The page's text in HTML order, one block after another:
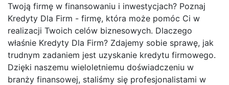
Twoją firmę w finansowaniu i inwestycjach? Poznaj
Kredyty Dla Firm - firmę, która może pomóc Ci w
realizacji Twoich celów biznesowych. Dlaczego
właśnie Kredyty Dla Firm? Zdajemy sobie sprawę, jak
trudnym zadaniem jest uzyskanie kredytu firmowego.
Dzięki naszemu wieloletniemu doświadczeniu w
branży finansowej, staliśmy się profesjonalistami w